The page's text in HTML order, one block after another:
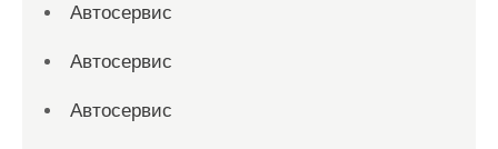
Автосервис
Автосервис
Автосервис